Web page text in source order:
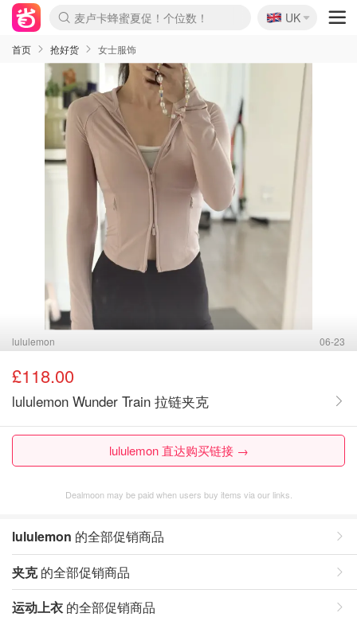
麦卢卡蜂蜜夏促！个位数！
Prada/Miu 4.8折！
啥？必胜客披萨5折！
🇬🇧
UK
首页 抢好货 女士服饰
lululemon 06-23
£118.00
lululemon Wunder Train 拉链夹克
lululemon 直达购买链接 →
Dealmoon may be paid when users buy items via our links.
lululemon 的全部促销商品
夹克的全部促销商品
运动上衣 的全部促销商品